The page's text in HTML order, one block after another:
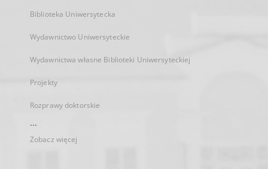
Biblioteka Uniwersytecka
Wydawnictwo Uniwersyteckie
Wydawnictwa własne Biblioteki Uniwersyteckiej
Projekty
Rozprawy doktorskie
...
Zobacz więcej